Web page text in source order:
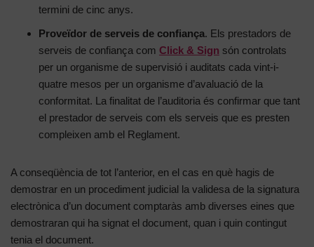
termini de cinc anys.
Proveïdor de serveis de confiança. Els prestadors de
serveis de confiança com Click & Sign són controlats
per un organisme de supervisió i auditats cada vint-i-
quatre mesos per un organisme d’avaluació de la
conformitat. La finalitat de l’auditoria és confirmar que tant
el prestador de serveis com els serveis que es presten
compleixen amb el Reglament.
A conseqüència de tot l’anterior, en el cas en què hagis de
demostrar en un procediment judicial la validesa de la signatura
electrònica d’un document comptaràs amb diverses eines que
demostraran qui ha signat el document, quan i quin contingut
tenia el document.